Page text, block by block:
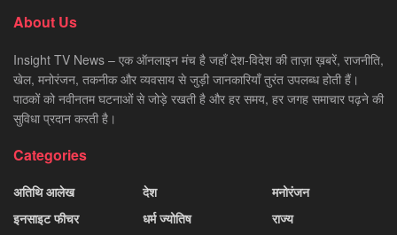
About Us
Insight TV News – एक ऑनलाइन मंच है जहाँ देश-विदेश की ताज़ा ख़बरें, राजनीति,
खेल, मनोरंजन, तकनीक और व्यवसाय से जुड़ी जानकारियाँ तुरंत उपलब्ध होती हैं।
पाठकों को नवीनतम घटनाओं से जोड़े रखती है और हर समय, हर जगह समाचार पढ़ने की
सुविधा प्रदान करती है।
Categories
अतिथि आलेख
इनसाइट फीचर
देश
धर्म ज्योतिष
मनोरंजन
राज्य